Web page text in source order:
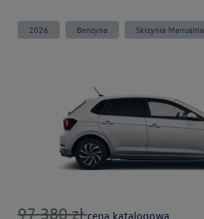
2026 Benzyna Skrzynia Manualna
97 380zł cena katalogowa